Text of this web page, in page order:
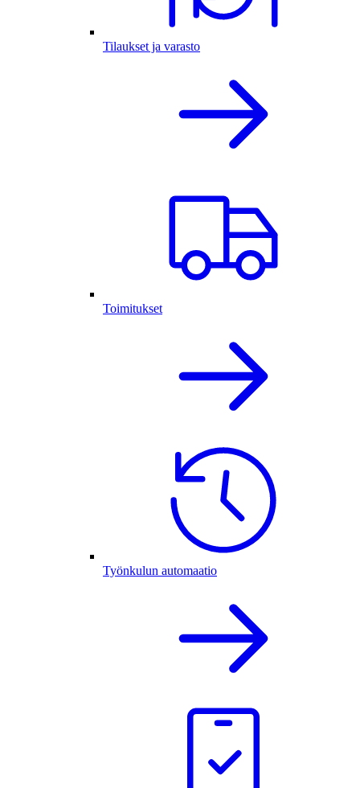
Tilaukset ja varasto
Toimitukset
Työnkulun automaatio